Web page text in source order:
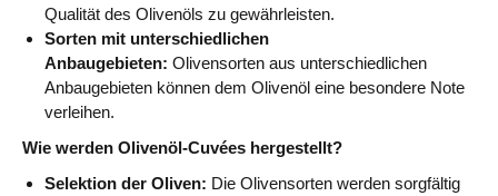
Qualität des Olivenöls zu gewährleisten.
Sorten mit unterschiedlichen
Anbaugebieten: Olivensorten aus unterschiedlichen
Anbaugebieten können dem Olivenöl eine besondere Note
verleihen.
Wie werden Olivenöl-Cuvées hergestellt?
Selektion der Oliven: Die Olivensorten werden sorgfältig